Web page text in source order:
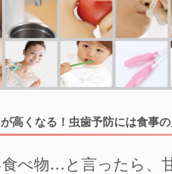
高くなる！虫歯予防には食事
べ物…と言ったら、